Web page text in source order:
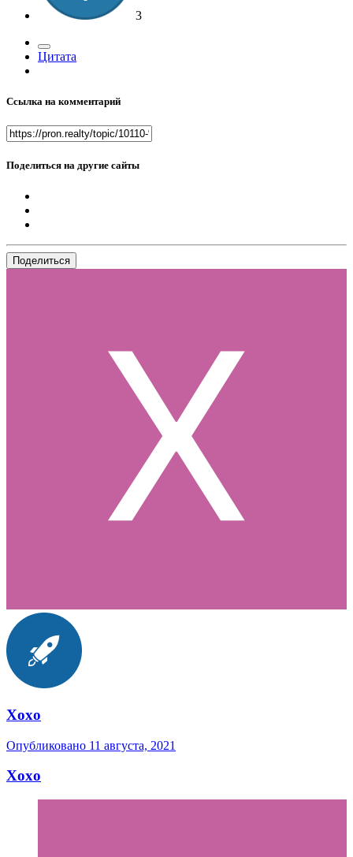
3
Цитата
Ссылка на комментарий
Поделиться на другие сайты
Поделиться
Xoxo
Опубликовано 11 августа, 2021
Xoxo